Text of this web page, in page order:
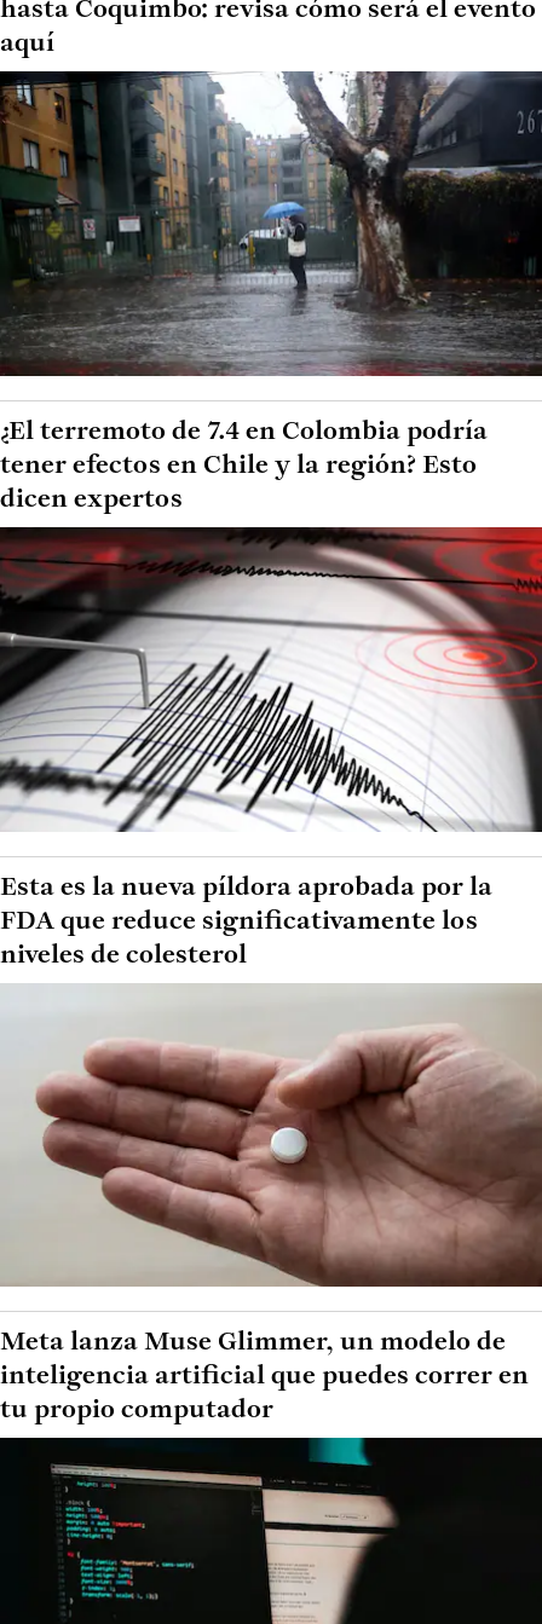
hasta Coquimbo: revisa cómo será el evento
aquí
¿El terremoto de 7.4 en Colombia podría
tener efectos en Chile y la región? Esto
dicen expertos
Esta es la nueva píldora aprobada por la
FDA que reduce significativamente los
niveles de colesterol
Meta lanza Muse Glimmer, un modelo de
inteligencia artificial que puedes correr en
tu propio computador